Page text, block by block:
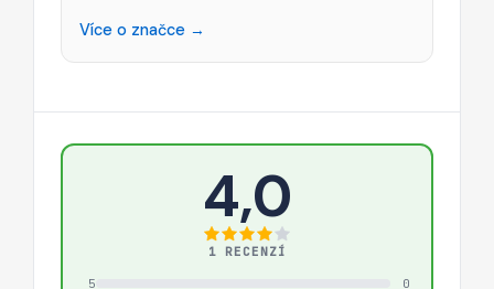
Více o značce →
4,0
1 RECENZÍ
5
0